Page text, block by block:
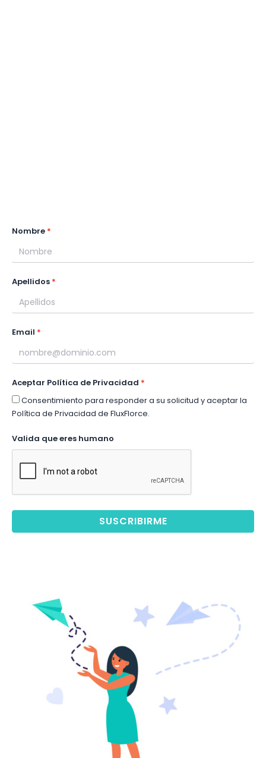
Nombre
Apellidos
Email
Aceptar Política de Privacidad
Consentimiento para responder a su solicitud y aceptar la
Política de Privacidad de FluxFlorce.
Valida que eres humano
SUSCRIBIRME